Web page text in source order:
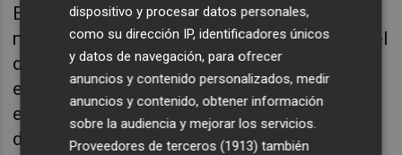
En esta ocasión, Alcaraz ha empezado con
muy buen pie en el torneo que se disputa en el
desierto californiano ya que en su primer
encuentro derrotó con solvencia al
estadounidense Mckenzie McDonald por un
doble 6-3.
dispositivo y procesar datos personales,
como su dirección IP, identificadores únicos
y datos de navegación, para ofrecer
anuncios y contenido personalizados, medir
anuncios y contenido, obtener información
sobre la audiencia y mejorar los servicios.
Proveedores de terceros (1913) también